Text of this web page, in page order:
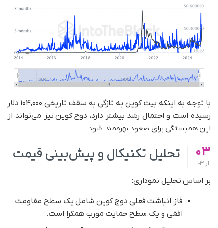
با توجه به اینکه بیت کوین به تازگی به سقف تاریخی ۱۰۴,۰۰۰ دلار
رسیده است و احتمال رشد بیشتر دارد، دوج کوین نیز می‌تواند از
این همبستگی برای صعود بهره‌مند شود.
03
از 03
تحلیل تکنیکال و پیش‌بینی قیمت
بر اساس تحلیل نموداری:
فاز انباشت فعلی دوج کوین شامل یک سطح مقاومت
افقی و یک سطح حمایت مورب همگرا است.